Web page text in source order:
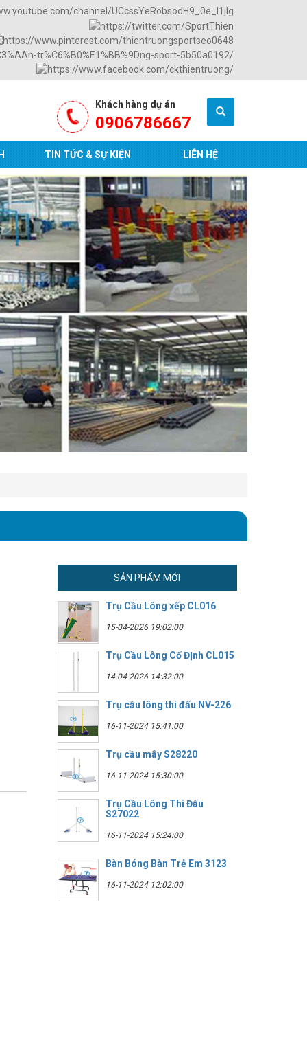
Khách hàng dự án
0906786667
TIN TỨC & SỰ KIỆN LIÊN HỆ
SẢN PHẨM MỚI
Trụ Cầu Lông xếp CL016
15-04-2026 19:02:00
Trụ Cầu Lông Cố ĐỊnh CL015
14-04-2026 14:32:00
Trụ cầu lông thi đấu NV-226
16-11-2024 15:41:00
Trụ cầu mây S28220
16-11-2024 15:30:00
Trụ Cầu Lông Thi Đấu
S27022
16-11-2024 15:24:00
Bàn Bóng Bàn Trẻ Em 3123
16-11-2024 12:02:00